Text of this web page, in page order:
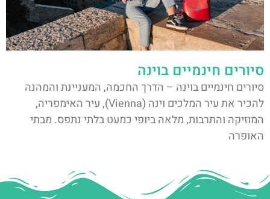
סיורים חינמיים בוינה
סיורים חינמיים בוינה – הדרך החכמה, המעניינת והמהנה
להכיר את עיר המלכים וינה (Vienna), עיר האימפריה,
המוזיקה והתרבות, מלאה ביופי כמעט בלתי נתפס. מבתי
האופרה